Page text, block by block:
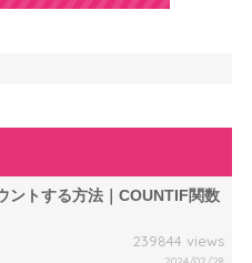
ントする方法｜COUNTIF関数
239844 views